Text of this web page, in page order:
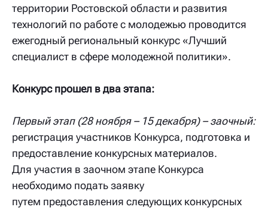
территории Ростовской области и развития
технологий по работе с молодежью проводится
ежегодный региональный конкурс «Лучший
специалист в сфере молодежной политики».
Конкурс прошел в два этапа:
Первый этап (28 ноября – 15 декабря) – заочный:
регистрация участников Конкурса, подготовка и
предоставление конкурсных материалов.
Для участия в заочном этапе Конкурса
необходимо подать заявку
путем предоставления следующих конкурсных